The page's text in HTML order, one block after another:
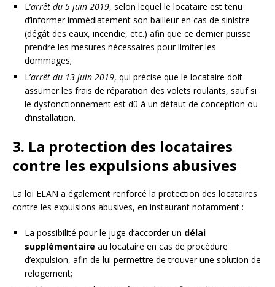
L’arrêt du 5 juin 2019, selon lequel le locataire est tenu
d’informer immédiatement son bailleur en cas de sinistre
(dégât des eaux, incendie, etc.) afin que ce dernier puisse
prendre les mesures nécessaires pour limiter les
dommages;
L’arrêt du 13 juin 2019, qui précise que le locataire doit
assumer les frais de réparation des volets roulants, sauf si
le dysfonctionnement est dû à un défaut de conception ou
d’installation.
3. La protection des locataires
contre les expulsions abusives
La loi ELAN a également renforcé la protection des locataires
contre les expulsions abusives, en instaurant notamment :
La possibilité pour le juge d’accorder un délai
supplémentaire au locataire en cas de procédure
d’expulsion, afin de lui permettre de trouver une solution de
relogement;